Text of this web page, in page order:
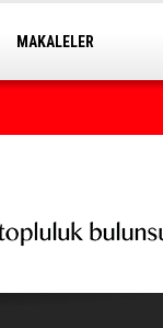
MAKALELER